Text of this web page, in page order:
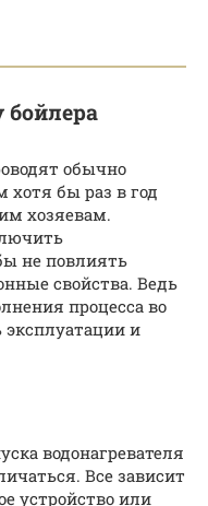
бойлера
обычно
хотя бы раз в год
хозяевам.
не повлиять
свойства. Ведь
процесса во
и
водонагревателя
Все зависит
устройство или